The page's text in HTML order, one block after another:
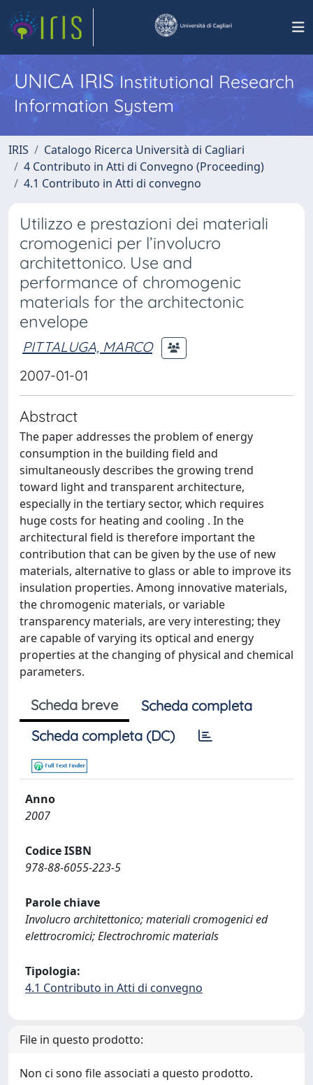
UNICA IRISInstitutional Research
Information System
IRIS
Catalogo Ricerca Università di Cagliari
4 Contributo in Atti di Convegno (Proceeding)
4.1 Contributo in Atti di convegno
Utilizzo e prestazioni dei materiali
cromogenici per l’involucro
architettonico. Use and
performance of chromogenic
materials for the architectonic
envelope
PITTALUGA, MARCO
2007-01-01
Abstract
The paper addresses the problem of energy
consumption in the building field and
simultaneously describes the growing trend
toward light and transparent architecture,
especially in the tertiary sector, which requires
huge costs for heating and cooling . In the
architectural field is therefore important the
contribution that can be given by the use of new
materials, alternative to glass or able to improve its
insulation properties. Among innovative materials,
the chromogenic materials, or variable
transparency materials, are very interesting; they
are capable of varying its optical and energy
properties at the changing of physical and chemical
parameters.
Scheda breve
Scheda completa
Scheda completa (DC)
Anno
2007
Codice ISBN
978-88-6055-223-5
Parole chiave
Involucro architettonico; materiali cromogenici ed
elettrocromici; Electrochromic materials
Tipologia:
4.1 Contributo in Atti di convegno
File in questo prodotto:
Non ci sono file associati a questo prodotto.